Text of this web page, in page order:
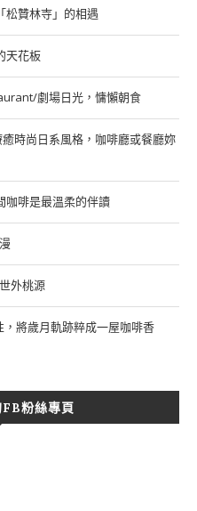
松贊林寺」的相遇
天花板
劇場日光，慵懶朝食
時尚日系風格，咖啡廳或餐廳妳
咖啡是最溫柔的伴讀
外桃源
將歲月軌跡粹成一屋咖啡香
粉絲專頁